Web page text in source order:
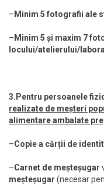
–Minim 5 fotografii ale
–Minim 5 și maxim 7
locului/atelierului/
3.Pentru persoanele
realizate de meșteri
alimentare ambalate
–Copie a cărții de
–Carnet de meșteșugar
meșteșugar (necesar